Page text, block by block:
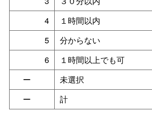
4
１時間以内
5
分からない
6
１時間以上でも可
ー
未選択
ー
計